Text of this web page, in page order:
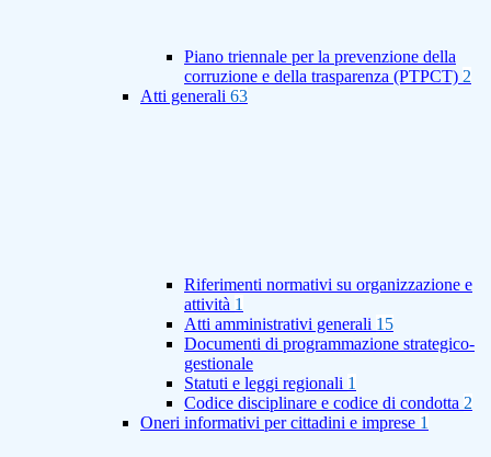
Piano triennale per la prevenzione della
corruzione e della trasparenza (PTPCT) 2
Atti generali 63
Riferimenti normativi su organizzazione e
attività 1
Atti amministrativi generali 15
Documenti di programmazione strategico-
gestionale
Statuti e leggi regionali 1
Codice disciplinare e codice di condotta 2
Oneri informativi per cittadini e imprese 1